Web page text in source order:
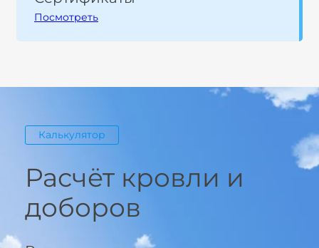
Посмотреть
Калькулятор
Расчёт кровли и
доборов